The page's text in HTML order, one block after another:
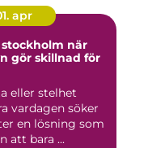
apr
när
gör skillnad för
eller stelhet
vardagen söker
en lösning som
att bara ...